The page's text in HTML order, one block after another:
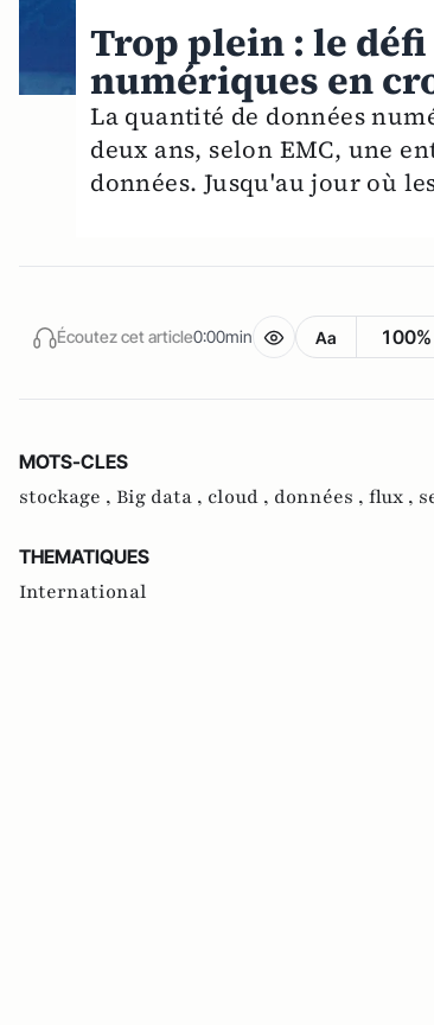
Trop plein : le défi
numériques en
La quantité de données
deux ans, selon EMC, une
données. Jusqu'au jour où
Écoutez cet article0:00min Aa 100%
MOTS-CLES
stockage , Big data , cloud , données , flux ,
THEMATIQUES
International